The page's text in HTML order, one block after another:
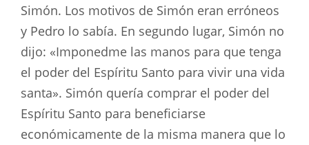
Simón. Los motivos de Simón eran erróneos
y Pedro lo sabía. En segundo lugar, Simón no
dijo: «Imponedme las manos para que tenga
el poder del Espíritu Santo para vivir una vida
santa». Simón quería comprar el poder del
Espíritu Santo para beneficiarse
económicamente de la misma manera que lo